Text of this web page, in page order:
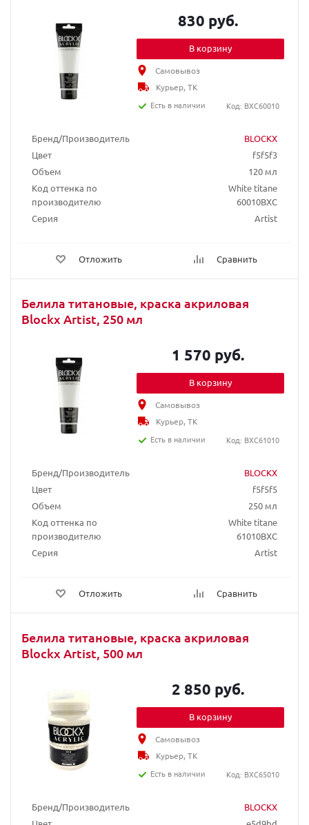
Бренд/Производитель
BLOCKX
Цвет
f5f5f3
Объем
120 мл
Код оттенка по
производителю
White titane
60010BXC
Серия
Artist
Отложить Сравнить
830 руб.
В корзину
Самовывоз
Курьер, ТК
Есть в наличии
Код: BXC60010
Белила титановые, краска акриловая
Blockx Artist, 250 мл
Бренд/Производитель
BLOCKX
Цвет
f5f5f5
Объем
250 мл
Код оттенка по
производителю
White titane
61010BXC
Серия
Artist
Отложить Сравнить
1 570 руб.
В корзину
Самовывоз
Курьер, ТК
Есть в наличии
Код: BXC61010
Белила титановые, краска акриловая
Blockx Artist, 500 мл
Бренд/Производитель
BLOCKX
2 850 руб.
В корзину
Самовывоз
Курьер, ТК
Есть в наличии
Код: BXC65010